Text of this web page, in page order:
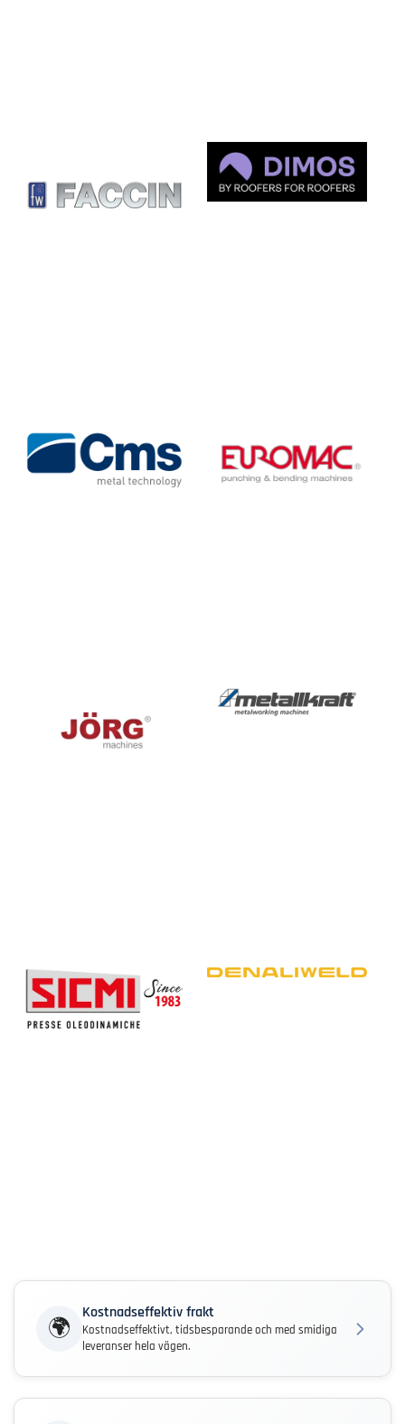
🌍
Kostnadseffektiv frakt
Kostnadseffektivt, tidsbesparande och med smidiga
leveranser hela vägen.